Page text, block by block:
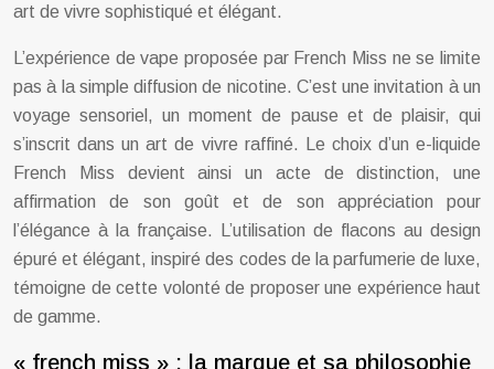
art de vivre sophistiqué et élégant.
L’expérience de vape proposée par French Miss ne se limite
pas à la simple diffusion de nicotine. C’est une invitation à un
voyage sensoriel, un moment de pause et de plaisir, qui
s’inscrit dans un art de vivre raffiné. Le choix d’un e-liquide
French Miss devient ainsi un acte de distinction, une
affirmation de son goût et de son appréciation pour
l’élégance à la française. L’utilisation de flacons au design
épuré et élégant, inspiré des codes de la parfumerie de luxe,
témoigne de cette volonté de proposer une expérience haut
de gamme.
« french miss » : la marque et sa philosophie